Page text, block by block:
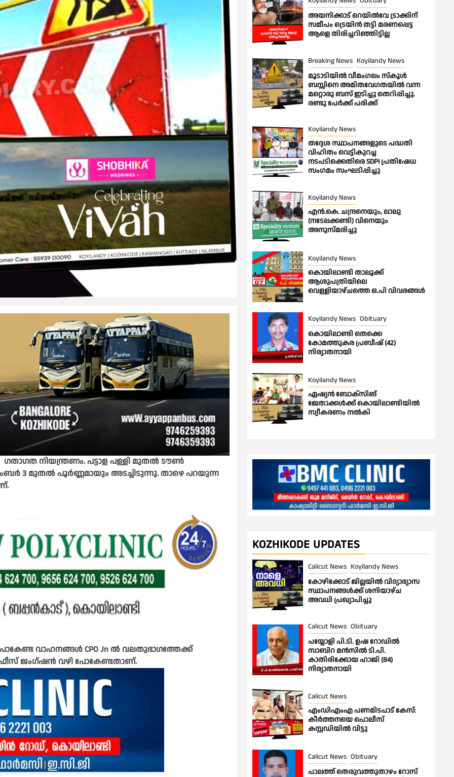
നിയന്ത്രണം. പട്ടാള പള്ളി മുതൽ ടൗൺ
3 മുതൽ പൂർണ്ണമായും അടച്ചിടുന്നു. താഴെ പറയുന്ന
വാഹനങ്ങൾ CPO Jn ൽ വലതുഭാഗത്തേക്ക്
ജംഗ്ഷൻ വഴി പോകേണ്ടതാണ്.
അയനിക്കാട് റെയിൽവേ ട്രാക്കിന്
സമീപം ട്രെയിൻ തട്ടി മരണപ്പെട്ട
ആളെ തിരിച്ചറിഞ്ഞിട്ടില്ല
Breaking News Koyilandy News
മൂടാടിയിൽ വീമംഗലം സ്കൂൾ
ബസ്സിനെ അമിതവേഗതയിൽ വന്ന
മറ്റൊരു ബസ് ഇടിച്ചു തെറിപ്പിച്ചു.
രണ്ടു പേർക്ക് പരിക്ക്
Koyilandy News
തദ്ദേശ സ്ഥാപനങ്ങളുടെ പദ്ധതി
വിഹിതം വെട്ടികുറച്ച
നടപടിക്കെതിരെ SDPI പ്രതിഷേധ
സംഗമം സംഘടിപ്പിച്ചു
Koyilandy News
എൻ.കെ. ചന്ദ്രനെയും, ലാലു
(നടേലക്കണ്ടി) വിനെയും
അനുസ്മരിച്ചു
Koyilandy News
കൊയിലാണ്ടി താലൂക്ക്
ആശുപത്രിയിലെ
വെള്ളിയാഴ്ചത്തെ ഒ.പി വിവരങ്ങൾ
Koyilandy News Obituary
കൊയിലാണ്ടി തെക്കെ
കോമത്തുകര പ്രബീഷ് (42)
നിര്യാതനായി
Koyilandy News
ഏഷ്യൻ ബോക്സിങ്
ജേതാക്കൾക്ക് കൊയിലാണ്ടിയിൽ
സ്വീകരണം നൽകി
KOZHIKODE UPDATES
Calicut News Koyilandy News
കോഴിക്കോട് ജില്ലയിൽ വിദ്യാഭ്യാസ
സ്ഥാപനങ്ങൾക്ക് ശനിയാഴ്ച
അവധി പ്രഖ്യാപിച്ചു
Calicut News Obituary
പയ്യോളി പി.ടി. ഉഷ റോഡിൽ
സാബിറ മൻസിൽ ടി.പി.
കാതിരിക്കോയ ഹാജി (84)
നിര്യാതനായി
Calicut News
എംഡിഎംഎ പണമിടപാട് കേസ്:
കീർത്തനയെ പൊലീസ്
കസ്റ്റഡിയിൽ വിട്ടു
Calicut News Obituary
പാലത്ത് തെരുവത്തുതാഴം റോസ്